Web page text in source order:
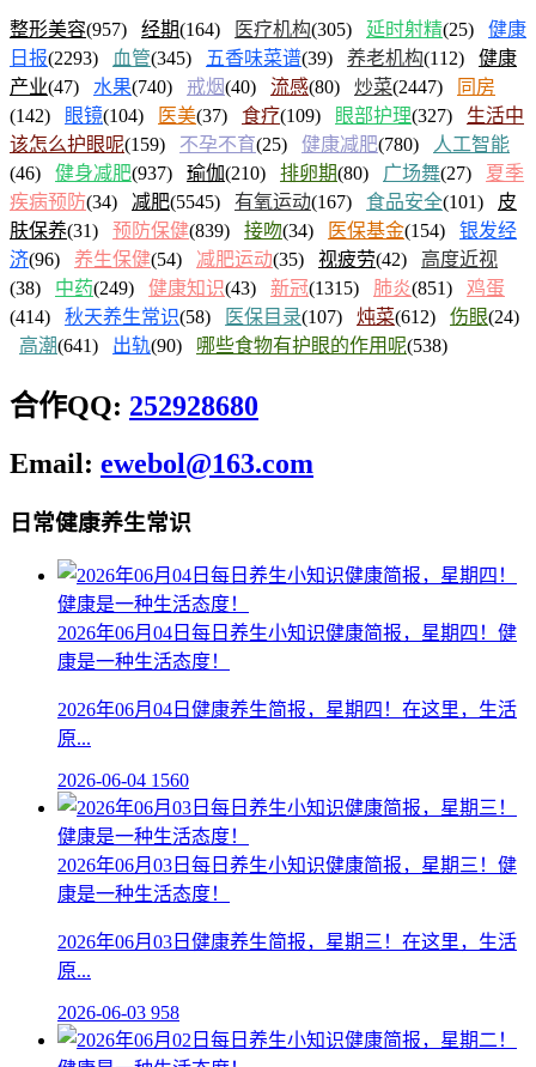
整形美容(957) 经期(164) 医疗机构(305) 延时射精(25) 健康
日报(2293) 血管(345) 五香味菜谱(39) 养老机构(112) 健康
产业(47) 水果(740) 戒烟(40) 流感(80) 炒菜(2447)
同房
(142)
眼镜(104) 医美(37) 食疗(109) 眼部护理(327) 生活中
该怎么护眼呢(159) 不孕不育(25) 健康减肥(780)
人工智能
(46) 健身减肥(937) 瑜伽(210) 排卵期(80) 广场舞(27) 夏季
疾病预防(34) 减肥(5545) 有氧运动(167) 食品安全(101) 皮
肤保养(31) 预防保健(839) 接吻(34) 医保基金(154) 银发经
济(96) 养生保健(54) 减肥运动(35) 视疲劳(42) 高度近视
(38) 中药(249) 健康知识(43) 新冠(1315) 肺炎(851) 鸡蛋
(414) 秋天养生常识(58) 医保目录(107) 炖菜(612) 伤眼(24)
高潮(641) 出轨(90) 哪些食物有护眼的作用呢(538)
合作QQ: 252928680
Email: ewebol@163.com
日常健康养生常识
2026年06月04日每日养生小知识健康简报，星期四！健
康是一种生活态度！
2026年06月04日健康养生简报，星期四！在这里，生活
原...
2026-06-04 1560
2026年06月03日每日养生小知识健康简报，星期三！健
康是一种生活态度！
2026年06月03日健康养生简报，星期三！在这里，生活
原...
2026-06-03 958